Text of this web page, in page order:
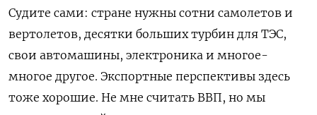
Судите сами: стране нужны сотни самолетов и
вертолетов, десятки больших турбин для ТЭС,
свои автомашины, электроника и многое-
многое другое. Экспортные перспективы здесь
тоже хорошие. Не мне считать ВВП, но мы